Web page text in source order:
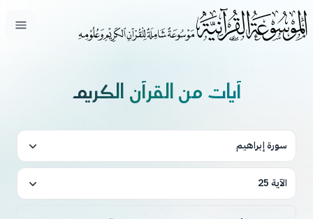
فتح
آيات من القرآن الكريم
سورة إبراهيم
الآية 25